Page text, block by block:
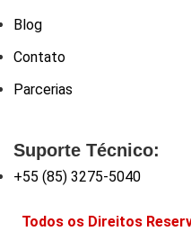
Blog
Contato
Parcerias
Suporte Técnico:
+55 (85) 3275-5040
Todos os Direitos